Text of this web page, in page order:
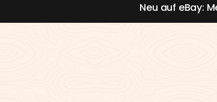
Neu auf eBay: M